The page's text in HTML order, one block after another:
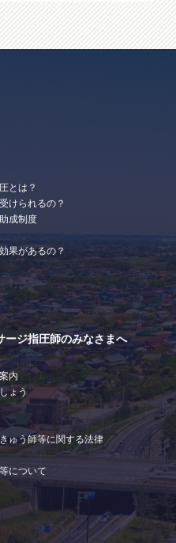
とは？
けられるの？
成制度
果があるの？
ージ指圧師のみなさまへ
内
ょう
ゅう師等に関する法律
について